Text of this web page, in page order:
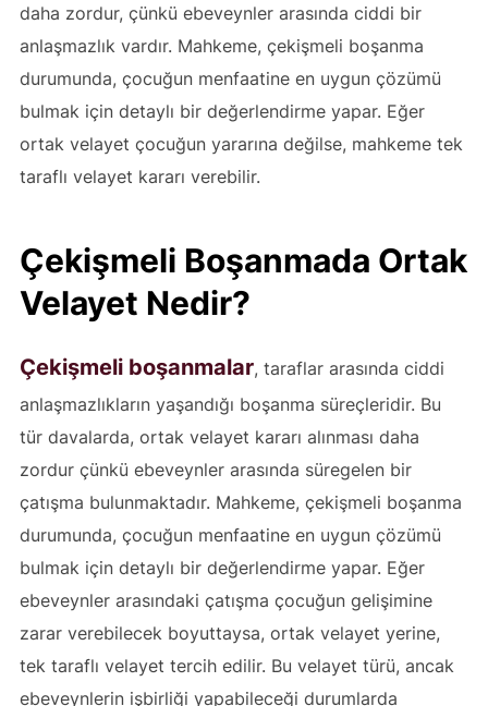
daha zordur, çünkü ebeveynler arasında ciddi bir
anlaşmazlık vardır. Mahkeme, çekişmeli boşanma
durumunda, çocuğun menfaatine en uygun çözümü
bulmak için detaylı bir değerlendirme yapar. Eğer
ortak velayet çocuğun yararına değilse, mahkeme tek
taraflı velayet kararı verebilir.
Çekişmeli Boşanmada Ortak
Velayet Nedir?
Çekişmeli boşanmalar, taraflar arasında ciddi
anlaşmazlıkların yaşandığı boşanma süreçleridir. Bu
tür davalarda, ortak velayet kararı alınması daha
zordur çünkü ebeveynler arasında süregelen bir
çatışma bulunmaktadır. Mahkeme, çekişmeli boşanma
durumunda, çocuğun menfaatine en uygun çözümü
bulmak için detaylı bir değerlendirme yapar. Eğer
ebeveynler arasındaki çatışma çocuğun gelişimine
zarar verebilecek boyuttaysa, ortak velayet yerine,
tek taraflı velayet tercih edilir. Bu velayet türü, ancak
ebeveynlerin işbirliği yapabileceği durumlarda